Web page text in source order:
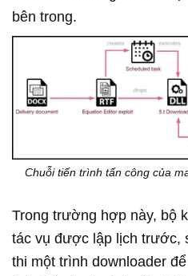
bên trong.
Chuỗi tiến trình tấn công của
Trong trường hợp này, bộ
tác vụ được lập lịch trước,
thi một trình downloader